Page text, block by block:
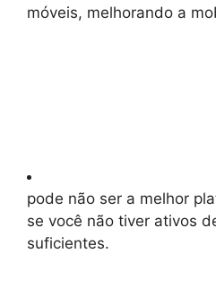
móveis, melhorando a
pode não ser a melhor
se você não tiver ativos
suficientes.